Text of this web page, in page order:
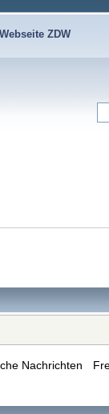
Webseite ZDW
Nachrichten